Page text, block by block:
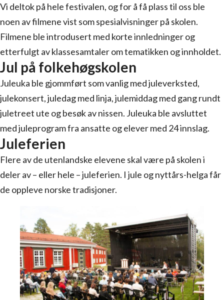
Vi deltok på hele festivalen, og for å få plass til oss ble
noen av filmene vist som spesialvisninger på skolen.
Filmene ble introdusert med korte innledninger og
etterfulgt av klassesamtaler om tematikken og innholdet.
Jul på folkehøgskolen
Juleuka ble gjommført som vanlig med juleverksted,
julekonsert, juledag med linja, julemiddag med gang rundt
juletreet ute og besøk av nissen. Juleuka ble avsluttet
med juleprogram fra ansatte og elever med 24 innslag.
Juleferien
Flere av de utenlandske elevene skal være på skolen i
deler av – eller hele – juleferien. I jule og nyttårs-helga får
de oppleve norske tradisjoner.